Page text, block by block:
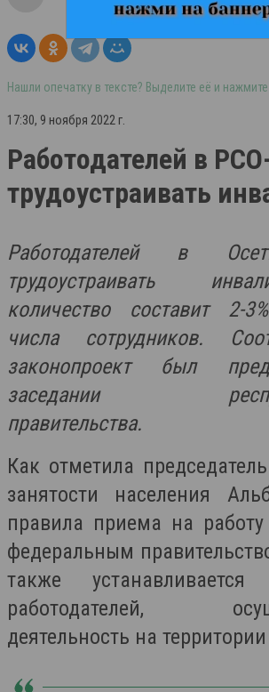
Нашли опечатку в тексте? Выделите её и
17:30, 9 ноября 2022 г.
Работодателей в
трудоустраивать
Работодателей в
трудоустраивать
количество составит 2-
числа сотрудников.
законопроект был
заседании
правительства.
Как отметила
занятости населения
правила приема на работу
федеральным
также
работодателей,
деятельность на